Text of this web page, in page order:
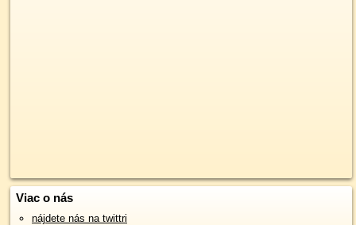
Viac o nás
nájdete nás na twittri